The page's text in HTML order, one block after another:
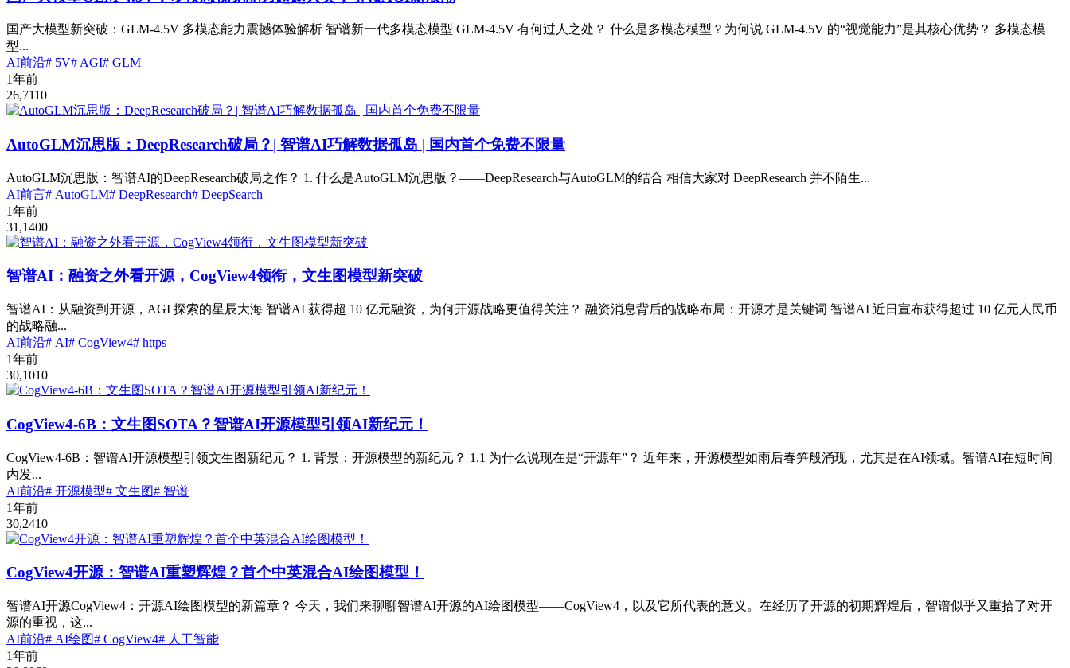
国产大模型新突破：GLM-4.5V 多模态能力震撼体验解析 智谱新一代多模态模型 GLM-4.5V 有何过人之处？ 什么是多模态模型？为何说 GLM-4.5V 的“视觉能力”是其核心优势？ 多模态模
型...
AI前沿# 5V# AGI# GLM
1年前
26,7110
AutoGLM沉思版：DeepResearch破局？| 智谱AI巧解数据孤岛 | 国内首个免费不限量
AutoGLM沉思版：智谱AI的DeepResearch破局之作？ 1. 什么是AutoGLM沉思版？——DeepResearch与AutoGLM的结合 相信大家对 DeepResearch 并不陌生...
AI前言# AutoGLM# DeepResearch# DeepSearch
1年前
31,1400
智谱AI：融资之外看开源，CogView4领衔，文生图模型新突破
智谱AI：从融资到开源，AGI 探索的星辰大海 智谱AI 获得超 10 亿元融资，为何开源战略更值得关注？ 融资消息背后的战略布局：开源才是关键词 智谱AI 近日宣布获得超过 10 亿元人民币
的战略融...
AI前沿# AI# CogView4# https
1年前
30,1010
CogView4-6B：文生图SOTA？智谱AI开源模型引领AI新纪元！
CogView4-6B：智谱AI开源模型引领文生图新纪元？ 1. 背景：开源模型的新纪元？ 1.1 为什么说现在是“开源年”？ 近年来，开源模型如雨后春笋般涌现，尤其是在AI领域。智谱AI在短时间
内发...
AI前沿# 开源模型# 文生图# 智谱
1年前
30,2410
CogView4开源：智谱AI重塑辉煌？首个中英混合AI绘图模型！
智谱AI开源CogView4：开源AI绘图模型的新篇章？ 今天，我们来聊聊智谱AI开源的AI绘图模型——CogView4，以及它所代表的意义。在经历了开源的初期辉煌后，智谱似乎又重拾了对开
源的重视，这...
AI前沿# AI绘图# CogView4# 人工智能
1年前